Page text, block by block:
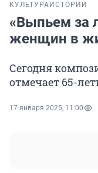
КУЛЬТУРА ИСТОРИИ
«Выпьем за
женщин в
Сегодня
отмечает 65-
17 января 2025, 11:00